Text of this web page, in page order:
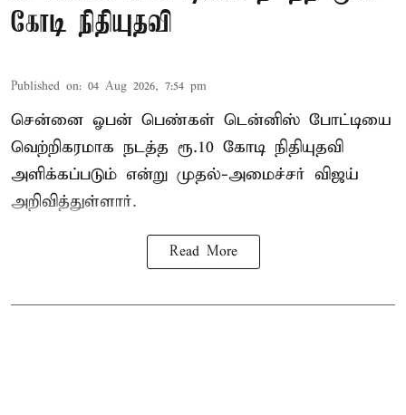
கோடி நிதியுதவி
Published on: 04 Aug 2026, 7:54 pm
சென்னை ஓபன் பெண்கள் டென்னிஸ் போட்டியை
வெற்றிகரமாக நடத்த ரூ.10 கோடி நிதியுதவி
அளிக்கப்படும் என்று முதல்-அமைச்சர் விஜய்
அறிவித்துள்ளார்.
Read More